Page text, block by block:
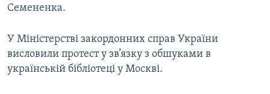
Семененка.
У Міністерстві закордонних справ України
висловили протест у зв’язку з обшуками в
українській бібліотеці у Москві.